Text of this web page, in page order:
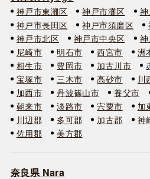
神戸市東灘区 神戸市灘区
神戸市長田区
神戸市須磨区
神戸市北区
神戸市中央区
尼崎市
明石市 西宮市 洲
相生市
豊岡市 加古川市
宝塚市
三木市 高砂市 川
加西市
丹波篠山市 養父市
朝来市
淡路市 宍粟市 加
川辺郡
多可郡 加古郡 神
佐用郡
美方郡
奈良県 Nara